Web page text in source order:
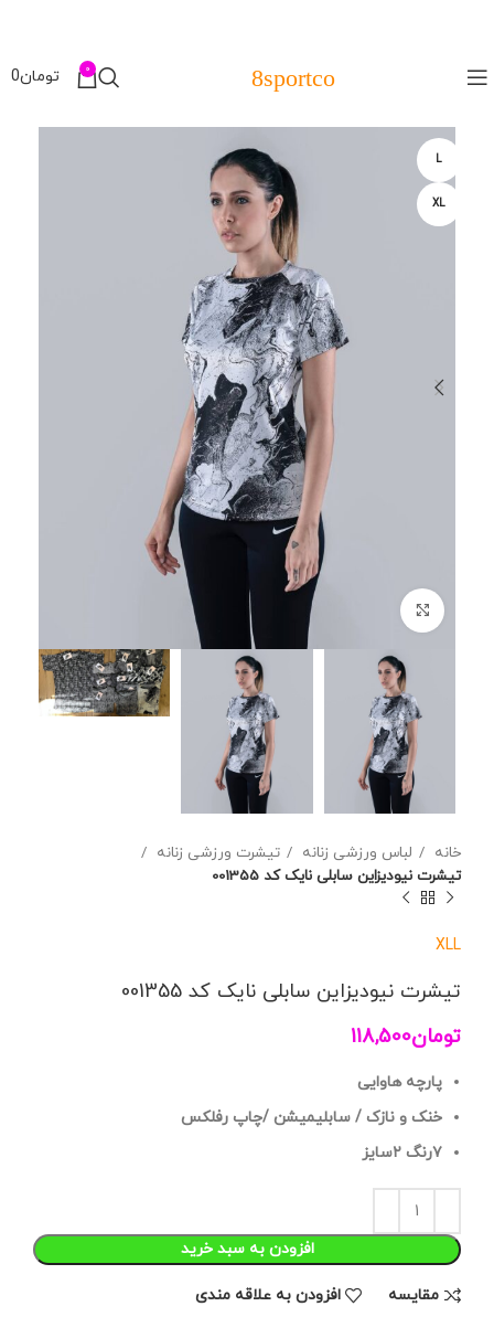
8sportco
0 تومان0
L
XL
برای بزرگنمایی کلیک کنید
خانه لباس ورزشی زنانه
تیشرت ورزشی زنانه
تیشرت نیودیزاین سابلی نایک کد 001355
L
XL
تیشرت نیودیزاین سابلی نایک کد 001355
تومان118,500
پارچه هاوایی
خنک و نازک / سابلیمیشن /چاپ رفلکس
۷رنگ ۲سایز
افزودن به سبد خرید
مقايسه افزودن به علاقه مندی